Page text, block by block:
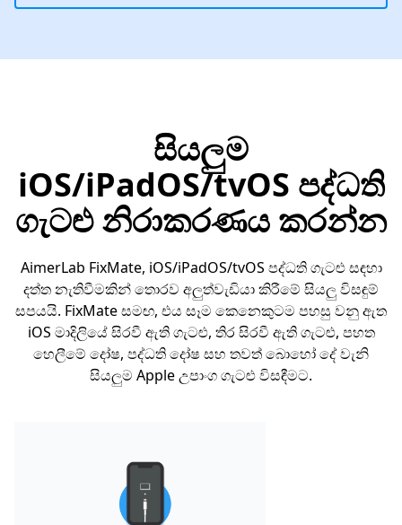
සියලුම
iOS/iPadOS/tvOS පද්ධති
ගැටළු නිරාකරණය කරන්න
AimerLab FixMate, iOS/iPadOS/tvOS පද්ධති ගැටළු සඳහා
දත්ත නැතිවීමකින් තොරව අලුත්වැඩියා කිරීමේ සියලු විසඳුම්
සපයයි. FixMate සමඟ, එය සෑම කෙනෙකුටම පහසු වනු ඇත
iOS මාදිලියේ සිරවී ඇති ගැටළු, තිර සිරවී ඇති ගැටළු, පහත
හෙලීමේ දෝෂ, පද්ධති දෝෂ සහ තවත් බොහෝ දේ වැනි
සියලුම Apple උපාංග ගැටළු විසඳීමට.